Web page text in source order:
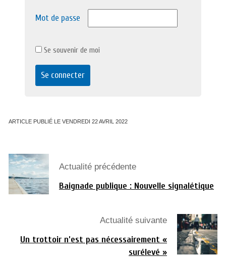
Mot de passe
Se souvenir de moi
ARTICLE PUBLIÉ LE VENDREDI 22 AVRIL 2022
Actualité précédente
Baignade publique : Nouvelle signalétique
Actualité suivante
Un trottoir n’est pas nécessairement «
surélevé »